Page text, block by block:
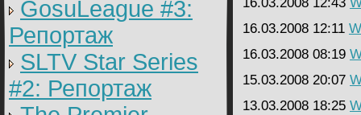
GosuLeague #3:
Репортаж
SLTV Star Series
#2: Репортаж
16.03.2008 12:11
16.03.2008 08:19
15.03.2008 20:07
13.03.2008 18:25